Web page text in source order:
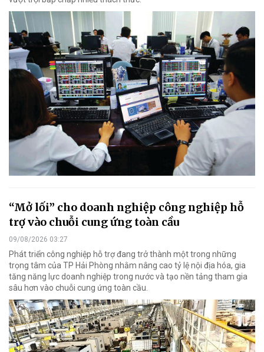
“Mở lối” cho doanh nghiệp công nghiệp hỗ
trợ vào chuỗi cung ứng toàn cầu
09/08/2026 03:27
Phát triển công nghiệp hỗ trợ đang trở thành một trong những
trọng tâm của TP Hải Phòng nhằm nâng cao tỷ lệ nội địa hóa, gia
tăng năng lực doanh nghiệp trong nước và tạo nền tảng tham gia
sâu hơn vào chuỗi cung ứng toàn cầu.